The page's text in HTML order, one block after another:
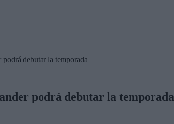
debutar la temporada
podrá debutar la temporada